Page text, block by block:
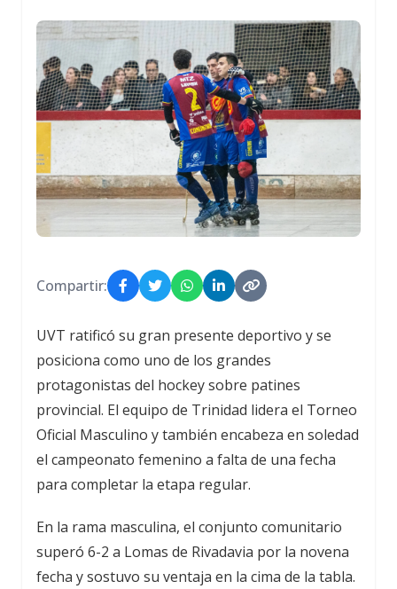
Compartir:
UVT ratificó su gran presente deportivo y se
posiciona como uno de los grandes
protagonistas del hockey sobre patines
provincial. El equipo de Trinidad lidera el Torneo
Oficial Masculino y también encabeza en soledad
el campeonato femenino a falta de una fecha
para completar la etapa regular.
En la rama masculina, el conjunto comunitario
superó 6-2 a Lomas de Rivadavia por la novena
fecha y sostuvo su ventaja en la cima de la tabla.